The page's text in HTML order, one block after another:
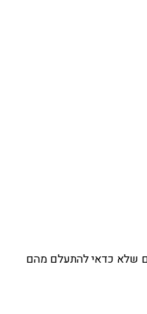
שלא כדאי להתעלם מהם